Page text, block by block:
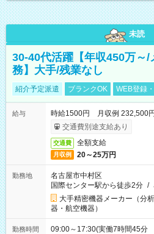
未読
30-40代活躍【年収450万～/
務】大手/残業なし
紹介予定派遣 ブランクOK WEB登録
給与
時給1500円 月収例 232,500円
交通費別途支給あり
交通費 全額支給
月収例 20～25万円
勤務地
名古屋市中村区
国際センター駅から徒歩2分 /
大手精密機器メーカー（分
器・航空機器）
勤務時間
09:00～17:30(実働7時間45